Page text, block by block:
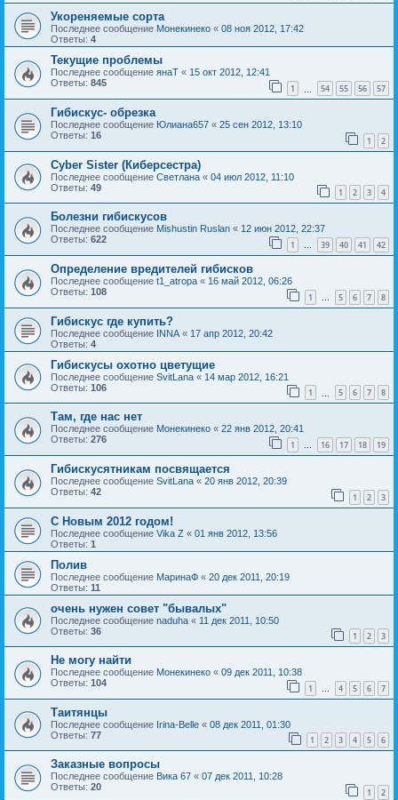
Укореняемые сорта
Последнее сообщение Монекинеко « 08 ноя 2012, 17:42
Ответы: 4
Текущие проблемы
Последнее сообщение янаТ « 15 окт 2012, 12:41
Ответы: 845 1 54 55 56 57
Гибискус- обрезка
Последнее сообщение Юлиана657 « 25 сен 2012, 13:10
Ответы: 16 1 2
Cyber Sister (Киберсестра)
Последнее сообщение Светлана « 04 июл 2012, 11:10
Ответы: 49 1 2 3 4
Болезни гибискусов
Последнее сообщение Mishustin Ruslan « 12 июн 2012, 22:37
Ответы: 622 1 … 39 40 41 42
Определение вредителей гибисков
Последнее сообщение t1_atropa « 16 май 2012, 06:26
Ответы: 108 1 … 5 6 7 8
Гибискус где купить?
Последнее сообщение INNA « 17 апр 2012, 20:42
Ответы: 4
Гибискусы охотно цветущие
Последнее сообщение SvitLana « 14 мар 2012, 16:21
Ответы: 106 1 5 6 7 8
Там, где нас нет
Последнее сообщение Монекинеко « 22 янв 2012, 20:41
Ответы: 276 1 … 16 17 18 19
Гибискусятникам посвящается
Последнее сообщение SvitLana « 20 янв 2012, 20:39
Ответы: 42 1 2 3
С Новым 2012 годом!
Последнее сообщение Vika Z « 01 янв 2012, 13:56
Ответы: 1
Полив
Последнее сообщение МаринаФ « 20 дек 2011, 20:19
Ответы: 11
очень нужен совет "бывалых"
Последнее сообщение naduha « 11 дек 2011, 10:50
Ответы: 36 1 2 3
Не могу найти
Последнее сообщение Монекинеко « 09 дек 2011, 10:38
Ответы: 104 1 … 4 5 6 7
Таитянцы
Последнее сообщение Irina-Belle « 08 дек 2011, 01:30
Ответы: 77 1 2 3 4 5 6
Заказные вопросы
Последнее сообщение Вика 67 « 07 дек 2011, 10:28
Ответы: 20 1 2